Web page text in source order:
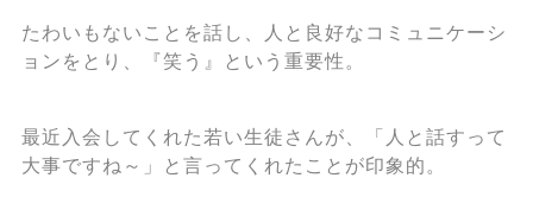
たわいもないことを話し、人と良好なコミュニケーシ
ョンをとり、『笑う』という重要性。
最近入会してくれた若い生徒さんが、「人と話すって
大事ですね～」と言ってくれたことが印象的。